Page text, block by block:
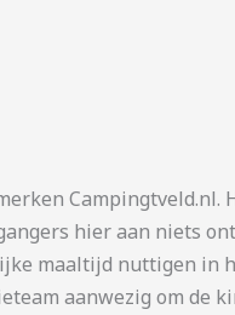
Campingtveld.nl.
hier aan niets
maaltijd nuttigen in
aanwezig om de